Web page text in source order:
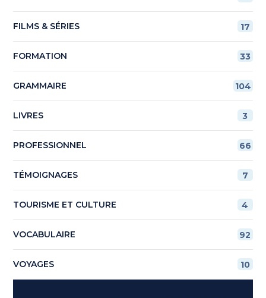
FILMS & SÉRIES 17
FORMATION 33
GRAMMAIRE 104
LIVRES 3
PROFESSIONNEL 66
TÉMOIGNAGES 7
TOURISME ET CULTURE 4
VOCABULAIRE 92
VOYAGES 10